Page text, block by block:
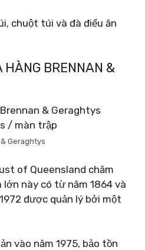
chuột túi và đà điểu ăn
HÀNG BRENNAN &
/ màn trập
Geraghtys
of Queensland chăm
này có từ năm 1864 và
được quản lý bởi một
vào năm 1975, bảo tồn